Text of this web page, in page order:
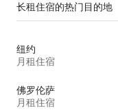
长租住宿的热门目的地
纽约
月租住宿
佛罗伦萨
月租住宿